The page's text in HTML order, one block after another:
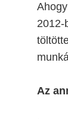
2012-
Az